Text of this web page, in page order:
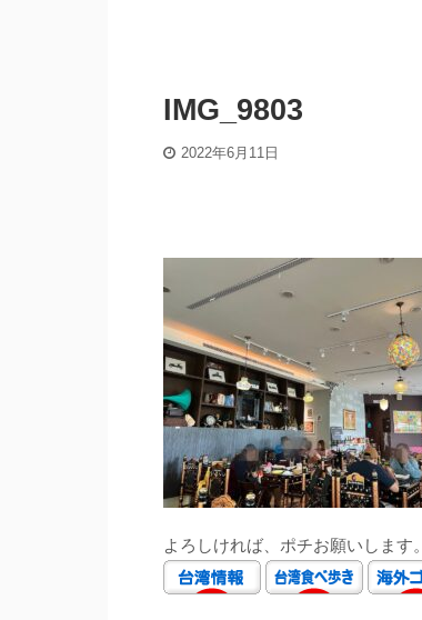
IMG_9803
2022年6月11日
よろしければ、ポチお願いします。